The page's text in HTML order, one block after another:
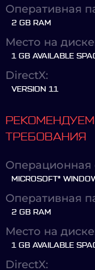
Оперативная
2 GB RAM
Место на
1 GB AVAILABLE
DirectX:
VERSION 11
ТРЕБОВАНИЯ
Операционная
MICROSOFT®
Оперативная
2 GB RAM
Место на
1 GB AVAILABLE
DirectX: